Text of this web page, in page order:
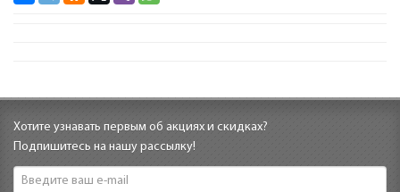
Хотите узнавать первым об акциях и скидках?
Подпишитесь на нашу рассылку!